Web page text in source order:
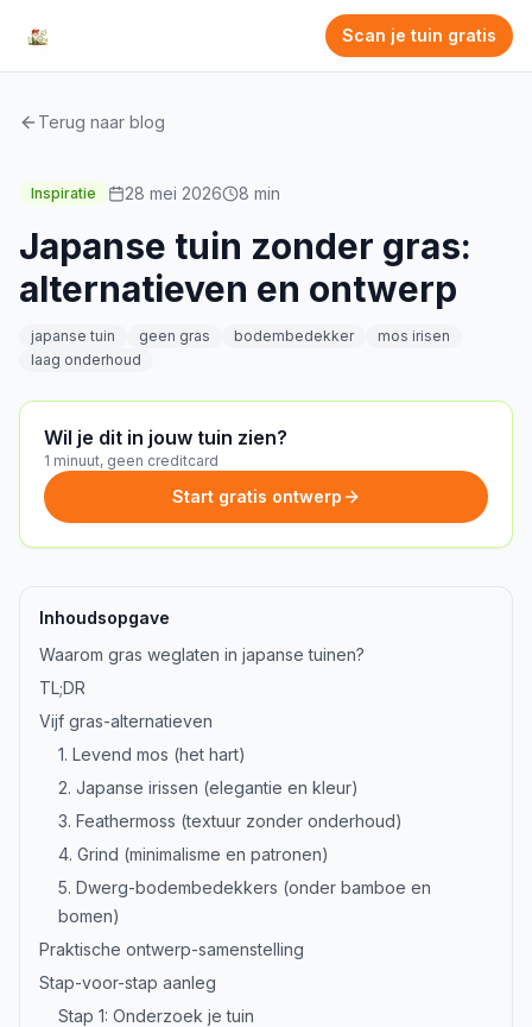
Scan je tuin gratis
Terug naar blog
Inspiratie 28 mei 2026 8 min
Japanse tuin zonder gras:
alternatieven en ontwerp
japanse tuin geen gras bodembedekker
mos irisen
laag onderhoud
Wil je dit in jouw tuin zien?
1 minuut, geen creditcard
Start gratis ontwerp
Inhoudsopgave
Waarom gras weglaten in japanse tuinen?
TL;DR
Vijf gras-alternatieven
1. Levend mos (het hart)
2. Japanse irissen (elegantie en kleur)
3. Feathermoss (textuur zonder onderhoud)
4. Grind (minimalisme en patronen)
5. Dwerg-bodembedekkers (onder bamboe en
bomen)
Praktische ontwerp-samenstelling
Stap-voor-stap aanleg
Stap 1: Onderzoek je tuin